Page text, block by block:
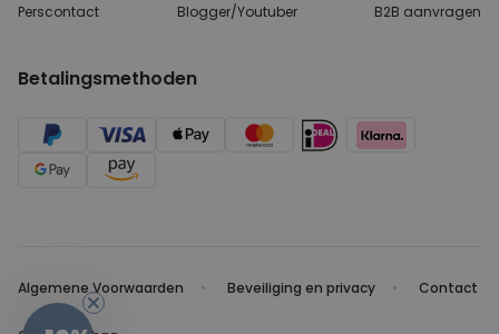
Perscontact Blogger/Youtuber B2B aanvragen
Betalingsmethoden
Algemene Voorwaarden Beveiliging en privacy Contact